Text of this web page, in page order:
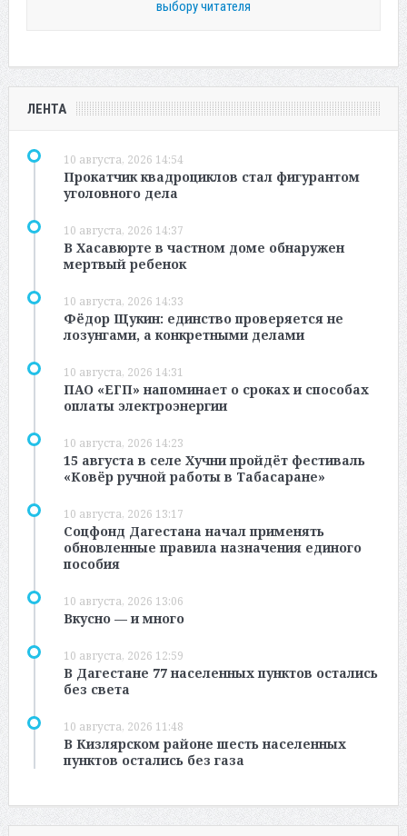
выбору читателя
ЛЕНТА
10 августа, 2026 14:54
Прокатчик квадроциклов стал фигурантом
уголовного дела
10 августа, 2026 14:37
В Хасавюрте в частном доме обнаружен
мертвый ребенок
10 августа, 2026 14:33
Фёдор Щукин: единство проверяется не
лозунгами, а конкретными делами
10 августа, 2026 14:31
ПАО «ЕГП» напоминает о сроках и способах
оплаты электроэнергии
10 августа, 2026 14:23
15 августа в селе Хучни пройдёт фестиваль
«Ковёр ручной работы в Табасаране»
10 августа, 2026 13:17
Соцфонд Дагестана начал применять
обновленные правила назначения единого
пособия
10 августа, 2026 13:06
Вкусно — и много
10 августа, 2026 12:59
В Дагестане 77 населенных пунктов остались
без света
10 августа, 2026 11:48
В Кизлярском районе шесть населенных
пунктов остались без газа